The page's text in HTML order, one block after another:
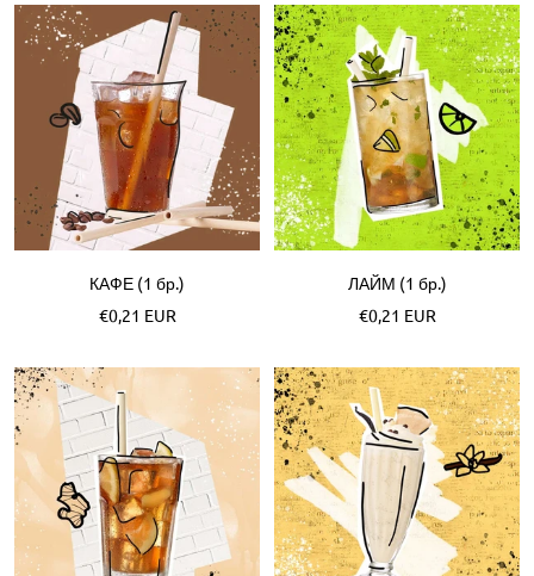
КАФЕ (1 бр.)
Akční
€0,21 EUR
ЛАЙМ (1 бр.)
Akční
€0,21 EUR